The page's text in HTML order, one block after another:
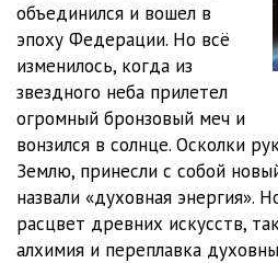
0011 Мир на ладони - Глава 0011
0012 Мир на ладони - Глава 0012
0013 Мир на ладони - Глава 0013
0014 Мир на ладони - Глава 0014
0015 Мир на ладони - Глава 0015
0016 Мир на ладони - Глава 0016
объединился и вошел в
эпоху Федерации. Но всё
изменилось, когда из
звездного неба прилетел
огромный бронзовый меч и
вонзился в солнце. Осколки
Землю, принесли с собой
назвали «духовная энергия».
расцвет древних искусств,
алхимия и переплавка